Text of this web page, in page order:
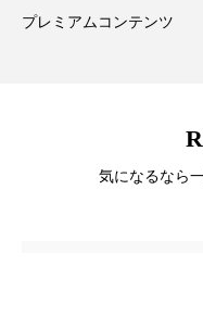
プレミアムコンテンツ
気になるなら